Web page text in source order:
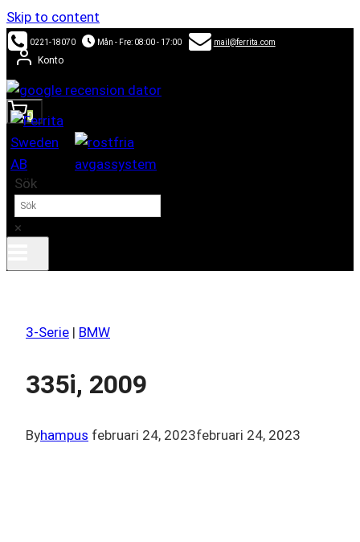
Skip to content
0221-18070 Mån - Fre: 08:00 - 17:00 mail@ferrita.com
Konto
0
Sök
×
3-Serie | BMW
335i, 2009
Byhampus februari 24, 2023februari 24, 2023